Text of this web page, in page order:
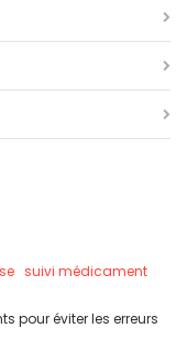
suivi médicament
pour éviter les erreurs